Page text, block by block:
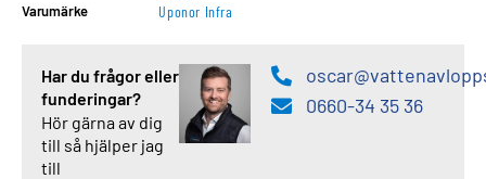
Varumärke Uponor Infra
Har du frågor eller
funderingar?
Hör gärna av dig
till så hjälper jag
till
0660-34 35 36